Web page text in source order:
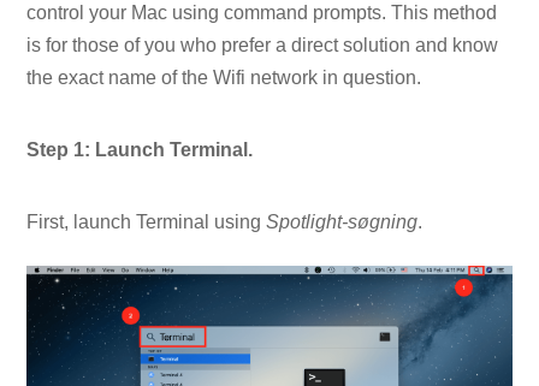
control your Mac using command prompts. This method
is for those of you who prefer a direct solution and know
the exact name of the Wifi network in question.
Step 1: Launch Terminal.
First, launch Terminal usingSpotlight-søgning.